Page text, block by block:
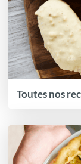
Toutes nos